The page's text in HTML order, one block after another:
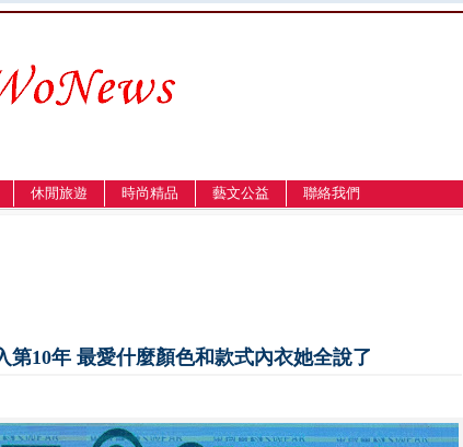
休閒旅遊 時尚精品 藝文公益 聯絡我們
第10年 最愛什麼顏色和款式內衣她全說了